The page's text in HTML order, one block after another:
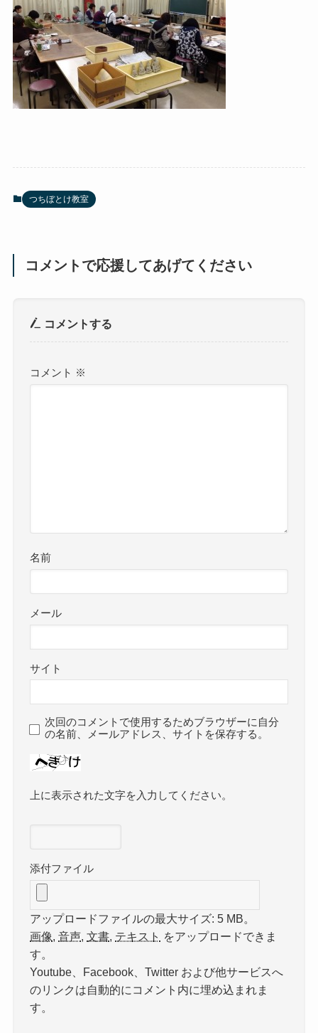
つちぼとけ教室
コメントで応援してあげてください
コメントする
コメント ※
名前
メール
サイト
次回のコメントで使用するためブラウザーに自分
の名前、メールアドレス、サイトを保存する。
上に表示された文字を入力してください。
添付ファイル
アップロードファイルの最大サイズ: 5 MB。
画像,音声,文書, テキスト をアップロードできま
す。
Youtube、Facebook、Twitter および他サービスへ
のリンクは自動的にコメント内に埋め込まれま
す。